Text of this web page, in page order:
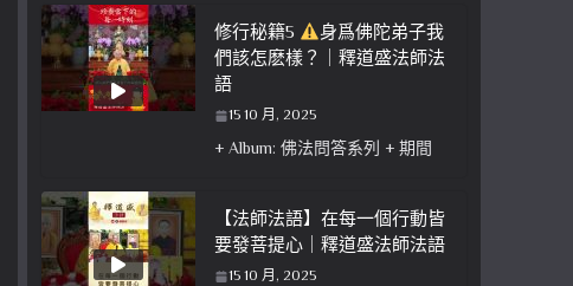
修行秘籍5
身爲佛陀弟子我
們該怎麽樣？｜釋道盛法師法
語
15 10 月, 2025
+ Album: 佛法問答系列 + 期間
【法師法語】在每一個行動皆
要發菩提心｜釋道盛法師法語
15 10 月, 2025